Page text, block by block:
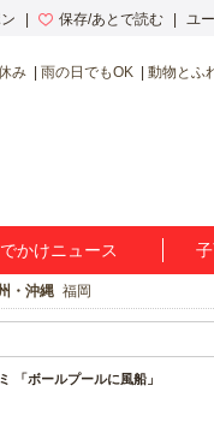
保存/あとで読む ユ
み 雨の日でもOK 動物とふ
かけニュース
・沖縄 福岡
「ボールプールに風船」